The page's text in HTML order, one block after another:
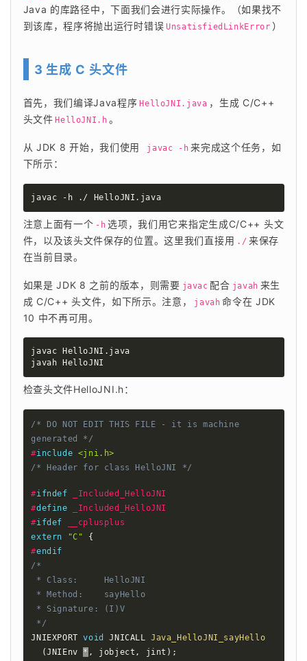
Java 的库路径中，下面我们会进行实际操作。（如果找不
到该库，程序将抛出运行时错误 UnsatisfiedLinkError ）
3 生成 C 头文件
首先，我们编译Java程序 HelloJNI.java ，生成 C/C++
头文件 HelloJNI.h 。
从 JDK 8 开始，我们使用 javac -h 来完成这个任务，如
下所示：
javac -h ./ HelloJNI.java
注意上面有一个 -h 选项，我们用它来指定生成C/C++ 头文
件，以及该头文件保存的位置。这里我们直接用 ./ 来保存
在当前目录。
如果是 JDK 8 之前的版本，则需要 javac 配合 javah 来生
成 C/C++ 头文件，如下所示。注意，
javah 命令在 JDK
10 中不再可用。
javac HelloJNI.java
javah HelloJNI
检查头文件HelloJNI.h：
/* DO NOT EDIT THIS FILE - it is machine
generated */
#include <jni.h>
/* Header for class HelloJNI */
#ifndef
_Included_HelloJNI
#define
_Included_HelloJNI
#ifdef
__cplusplus
extern
"C"
{
#endif
/*
*/
JNIEXPORT void JNICALL Java_HelloJNI_sayHello
(JNIEnv * , jobject , jint ) ;